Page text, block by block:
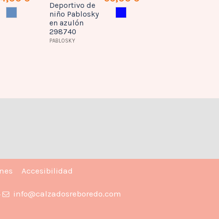
Deportivo de
niño Pablosky
en azulón
298740
PABLOSKY
Accesibilidad
info@calzadosreboredo.com